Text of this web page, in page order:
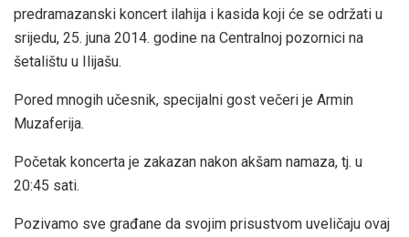
predramazanski koncert ilahija i kasida koji će se održati u
srijedu, 25. juna 2014. godine na Centralnoj pozornici na
šetalištu u Ilijašu.
Pored mnogih učesnik, specijalni gost večeri je Armin
Muzaferija.
Početak koncerta je zakazan nakon akšam namaza, tj. u
20:45 sati.
Pozivamo sve građane da svojim prisustvom uveličaju ovaj